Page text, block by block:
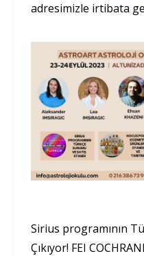
adresimizle irtibata
Sirius programının
Çıkıyor! FEI